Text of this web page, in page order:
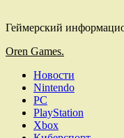
Геймерский
Основное
Oren Games.
Новости
Nintendo
PC
PlayStation
Xbox